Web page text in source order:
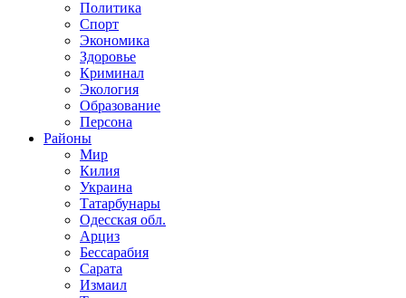
Политика
Спорт
Экономика
Здоровье
Криминал
Экология
Образование
Персона
Районы
Мир
Килия
Украина
Татарбунары
Одесская обл.
Арциз
Бессарабия
Сарата
Измаил